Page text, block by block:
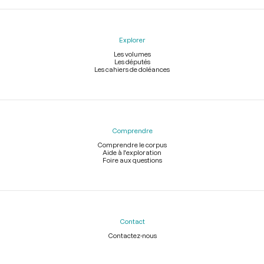
Explorer
Les volumes
Les députés
Les cahiers de doléances
Comprendre
Comprendre le corpus
Aide à l'exploration
Foire aux questions
Contact
Contactez-nous